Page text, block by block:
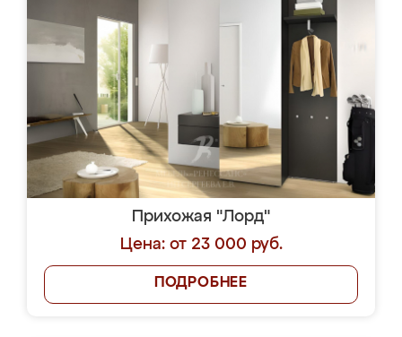
Прихожая "Лорд"
Цена: от 23 000 руб.
ПОДРОБНЕЕ